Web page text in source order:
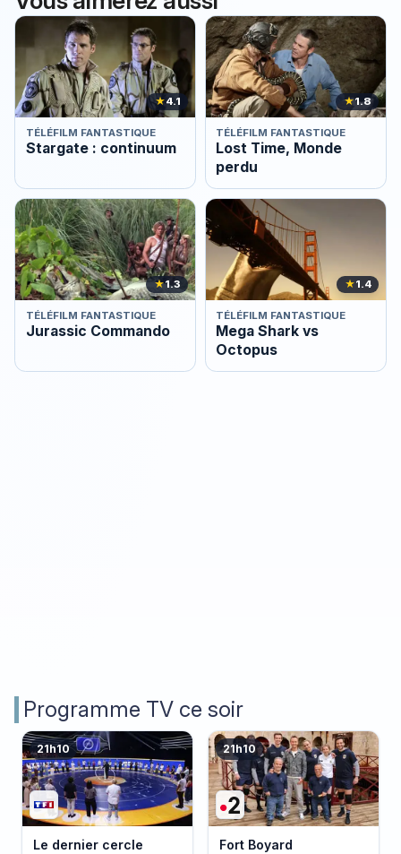
★4.1
TÉLÉFILM FANTASTIQUE
Stargate : continuum
★1.8
TÉLÉFILM FANTASTIQUE
Lost Time, Monde
perdu
★1.3
TÉLÉFILM FANTASTIQUE
Jurassic Commando
★1.4
TÉLÉFILM FANTASTIQUE
Mega Shark vs
Octopus
Programme TV ce soir
21h10
Le dernier cercle
21h10
Fort Boyard